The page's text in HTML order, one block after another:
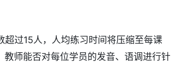
超过15人，人均练习时间将压缩至每课
师能否对每位学员的发音、语调进行针